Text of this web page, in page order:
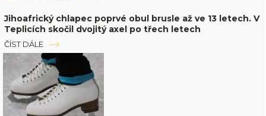
Jihoafrický chlapec poprvé obul brusle až ve 13 letech. V
Teplicích skočil dvojitý axel po třech letech
ČÍST DÁLE